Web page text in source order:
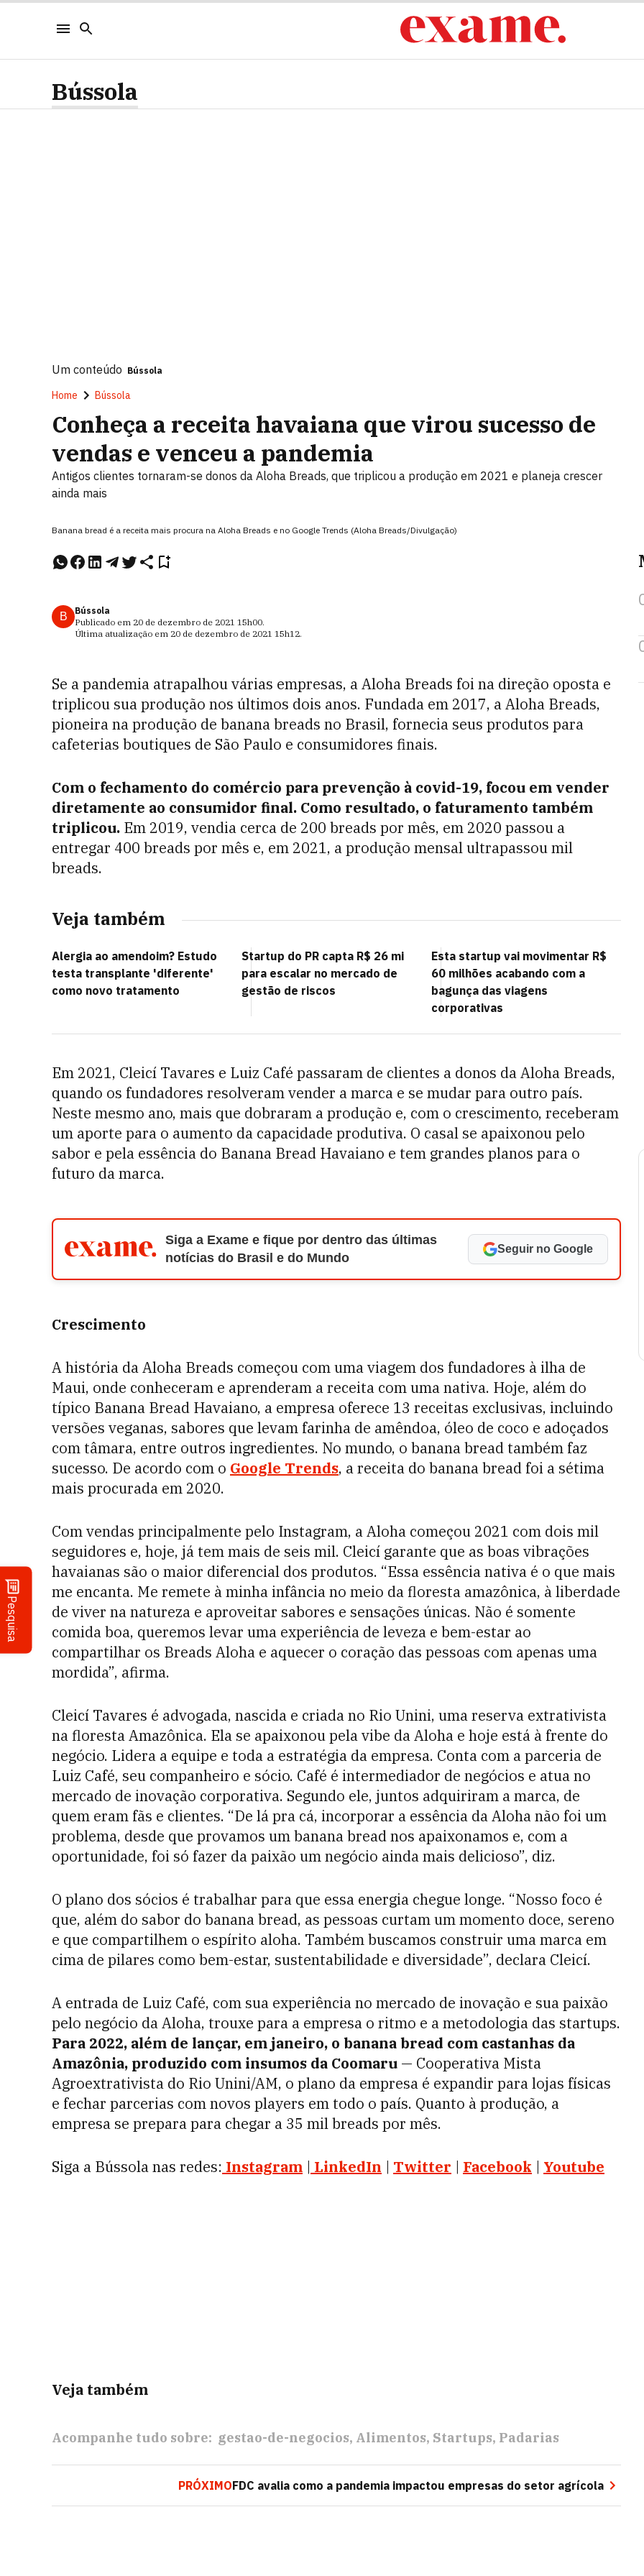
Pesquisa
Bússola
Um conteúdo Bússola
Home Bússola
Conheça a receita havaiana que virou sucesso de
vendas e venceu a pandemia
Antigos clientes tornaram-se donos da Aloha Breads, que triplicou a produção em 2021 e planeja crescer
ainda mais
Banana bread é a receita mais procura na Aloha Breads e no Google Trends (Aloha Breads/Divulgação)
B
Bússola
Publicado em 20 de dezembro de 2021 15h00.
Última atualização em 20 de dezembro de 2021 15h12.
Se a pandemia atrapalhou várias empresas, a Aloha Breads foi na direção oposta e
triplicou sua produção nos últimos dois anos. Fundada em 2017, a Aloha Breads,
pioneira na produção de banana breads no Brasil, fornecia seus produtos para
cafeterias boutiques de São Paulo e consumidores finais.
Com o fechamento do comércio para prevenção à covid-19, focou em vender
diretamente ao consumidor final. Como resultado, o faturamento também
triplicou. Em 2019, vendia cerca de 200 breads por mês, em 2020 passou a
entregar 400 breads por mês e, em 2021, a produção mensal ultrapassou mil
breads.
Veja também
Alergia ao amendoim? Estudo
testa transplante 'diferente'
como novo tratamento
Startup do PR capta R$ 26 mi
para escalar no mercado de
gestão de riscos
Esta startup vai movimentar R$
60 milhões acabando com a
bagunça das viagens
corporativas
Em 2021, Cleicí Tavares e Luiz Café passaram de clientes a donos da Aloha Breads,
quando os fundadores resolveram vender a marca e se mudar para outro país.
Neste mesmo ano, mais que dobraram a produção e, com o crescimento, receberam
um aporte para o aumento da capacidade produtiva. O casal se apaixonou pelo
sabor e pela essência do Banana Bread Havaiano e tem grandes planos para o
futuro da marca.
Siga a Exame e fique por dentro das últimas
notícias do Brasil e do Mundo
Seguir no Google
Crescimento
A história da Aloha Breads começou com uma viagem dos fundadores à ilha de
Maui, onde conheceram e aprenderam a receita com uma nativa. Hoje, além do
típico Banana Bread Havaiano, a empresa oferece 13 receitas exclusivas, incluindo
versões veganas, sabores que levam farinha de amêndoa, óleo de coco e adoçados
com tâmara, entre outros ingredientes. No mundo, o banana bread também faz
sucesso. De acordo com o Google Trends, a receita do banana bread foi a sétima
mais procurada em 2020.
Com vendas principalmente pelo Instagram, a Aloha começou 2021 com dois mil
seguidores e, hoje, já tem mais de seis mil. Cleicí garante que as boas vibrações
havaianas são o maior diferencial dos produtos. “Essa essência nativa é o que mais
me encanta. Me remete à minha infância no meio da floresta amazônica, à liberdade
de viver na natureza e aproveitar sabores e sensações únicas. Não é somente
comida boa, queremos levar uma experiência de leveza e bem-estar ao
compartilhar os Breads Aloha e aquecer o coração das pessoas com apenas uma
mordida”, afirma.
Cleicí Tavares é advogada, nascida e criada no Rio Unini, uma reserva extrativista
na floresta Amazônica. Ela se apaixonou pela vibe da Aloha e hoje está à frente do
negócio. Lidera a equipe e toda a estratégia da empresa. Conta com a parceria de
Luiz Café, seu companheiro e sócio. Café é intermediador de negócios e atua no
mercado de inovação corporativa. Segundo ele, juntos adquiriram a marca, de
quem eram fãs e clientes. “De lá pra cá, incorporar a essência da Aloha não foi um
problema, desde que provamos um banana bread nos apaixonamos e, com a
oportunidade, foi só fazer da paixão um negócio ainda mais delicioso”, diz.
O plano dos sócios é trabalhar para que essa energia chegue longe. “Nosso foco é
que, além do sabor do banana bread, as pessoas curtam um momento doce, sereno
e que compartilhem o espírito aloha. Também buscamos construir uma marca em
cima de pilares como bem-estar, sustentabilidade e diversidade”, declara Cleicí.
A entrada de Luiz Café, com sua experiência no mercado de inovação e sua paixão
pelo negócio da Aloha, trouxe para a empresa o ritmo e a metodologia das startups.
Para 2022, além de lançar, em janeiro, o banana bread com castanhas da
Amazônia, produzido com insumos da Coomaru — Cooperativa Mista
Agroextrativista do Rio Unini/AM, o plano da empresa é expandir para lojas físicas
e fechar parcerias com novos players em todo o país. Quanto à produção, a
empresa se prepara para chegar a 35 mil breads por mês.
Siga a Bússola nas redes: Instagram | LinkedIn | Twitter | Facebook | Youtube
Veja também
Acompanhe tudo sobre: gestao-de-negocios Alimentos Startups Padarias
PRÓXIMOFDC avalia como a pandemia impactou empresas do setor agrícola